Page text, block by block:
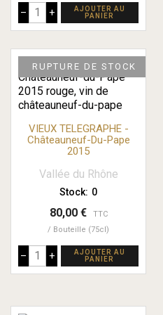
– +
AJOUTER AU
PANIER
VIEUX TELEGRAPHE -
Châteauneuf-Du-Pape
2015
Vallée du Rhône
Stock: 0
80,00 €
TTC
Bouteille (75cl)
– +
AJOUTER AU
PANIER
RUPTURE DE STOCK